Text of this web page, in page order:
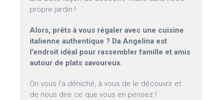
propre jardin !
Alors, prêts à vous régaler avec une cuisine
italienne authentique ? Da Angelina est
l’endroit idéal pour rassembler famille et amis
autour de plats savoureux.
On vous l’a déniché, à vous de le découvrir et
de nous dire ce que vous en pensez !